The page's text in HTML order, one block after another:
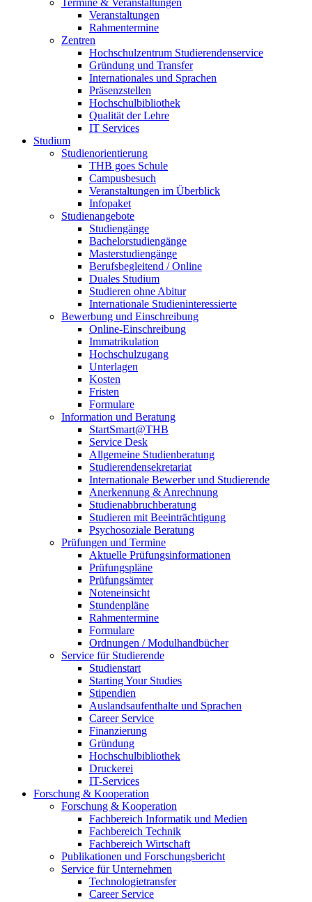
Termine & Veranstaltungen
Veranstaltungen
Rahmentermine
Zentren
Hochschulzentrum Studierendenservice
Gründung und Transfer
Internationales und Sprachen
Präsenzstellen
Hochschulbibliothek
Qualität der Lehre
IT Services
Studium
Studienorientierung
THB goes Schule
Campusbesuch
Veranstaltungen im Überblick
Infopaket
Studienangebote
Studiengänge
Bachelorstudiengänge
Masterstudiengänge
Berufsbegleitend / Online
Duales Studium
Studieren ohne Abitur
Internationale Studieninteressierte
Bewerbung und Einschreibung
Online-Einschreibung
Immatrikulation
Hochschulzugang
Unterlagen
Kosten
Fristen
Formulare
Information und Beratung
StartSmart@THB
Service Desk
Allgemeine Studienberatung
Studierendensekretariat
Internationale Bewerber und Studierende
Anerkennung & Anrechnung
Studienabbruchberatung
Studieren mit Beeinträchtigung
Psychosoziale Beratung
Prüfungen und Termine
Aktuelle Prüfungsinformationen
Prüfungspläne
Prüfungsämter
Noteneinsicht
Stundenpläne
Rahmentermine
Formulare
Ordnungen / Modulhandbücher
Service für Studierende
Studienstart
Starting Your Studies
Stipendien
Auslandsaufenthalte und Sprachen
Career Service
Finanzierung
Gründung
Hochschulbibliothek
Druckerei
IT-Services
Forschung & Kooperation
Forschung & Kooperation
Fachbereich Informatik und Medien
Fachbereich Technik
Fachbereich Wirtschaft
Publikationen und Forschungsbericht
Service für Unternehmen
Technologietransfer
Career Service